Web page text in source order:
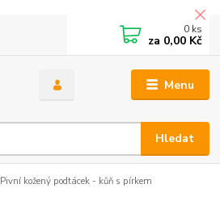
Menu
Hledat
0 ks
za 0,00 Kč
Pivní kožený podtácek - kůň s pírkem